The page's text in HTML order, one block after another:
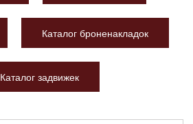
Каталог броненакладок
Каталог задвижек